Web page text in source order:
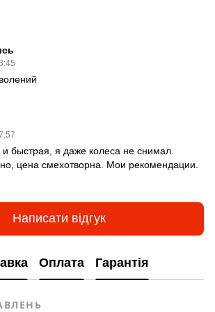
и быстрая, я даже колеса не снимал.
цена смехотворна. Мои рекомендации.
Написати відгук
Оплата Гарантія